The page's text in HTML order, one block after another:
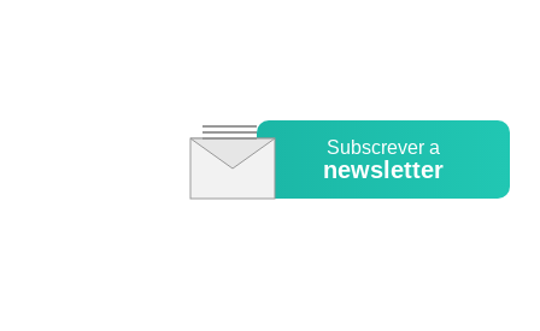
Subscrever a
newsletter